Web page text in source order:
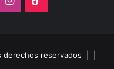
derechos reservados |